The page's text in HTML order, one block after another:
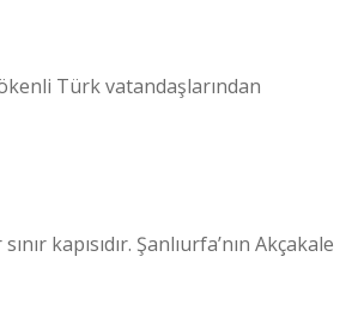
Türk vatandaşlarından
kapısıdır. Şanlıurfa’nın Akçakale